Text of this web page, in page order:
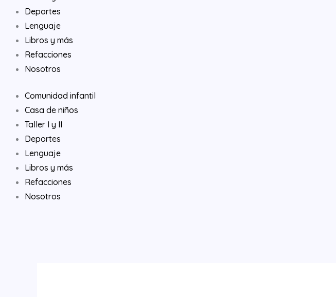
Deportes
Lenguaje
Libros y más
Refacciones
Nosotros
Comunidad infantil
Casa de niños
Taller I y II
Deportes
Lenguaje
Libros y más
Refacciones
Nosotros